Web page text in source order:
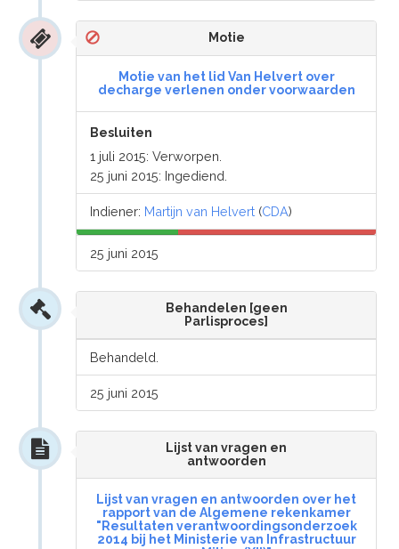
Motie
Motie van het lid Van Helvert over
decharge verlenen onder voorwaarden
Besluiten
1 juli 2015: Verworpen.
25 juni 2015: Ingediend.
Indiener: Martijn van Helvert (CDA)
25 juni 2015
Behandelen [geen
Parlisproces]
Behandeld.
25 juni 2015
Lijst van vragen en
antwoorden
Lijst van vragen en antwoorden over het
rapport van de Algemene rekenkamer
"Resultaten verantwoordingsonderzoek
2014 bij het Ministerie van Infrastructuur